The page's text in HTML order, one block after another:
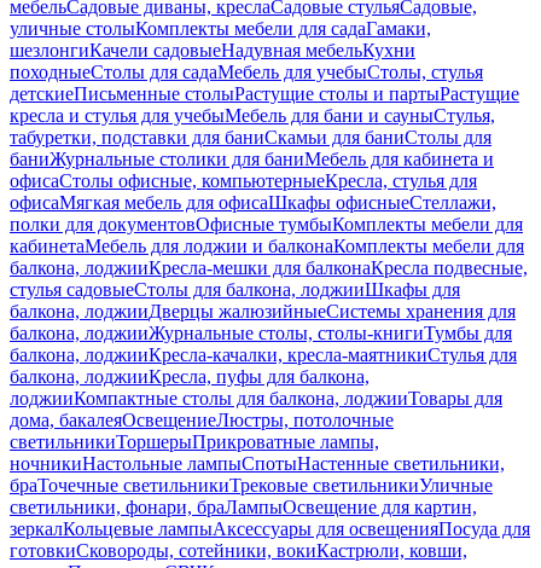
мебельСадовые диваны, креслаСадовые стульяСадовые,
уличные столыКомплекты мебели для садаГамаки,
шезлонгиКачели садовыеНадувная мебельКухни
походныеСтолы для садаМебель для учебыСтолы, стулья
детскиеПисьменные столыРастущие столы и партыРастущие
кресла и стулья для учебыМебель для бани и сауныСтулья,
табуретки, подставки для баниСкамьи для баниСтолы для
баниЖурнальные столики для баниМебель для кабинета и
офисаСтолы офисные, компьютерныеКресла, стулья для
офисаМягкая мебель для офисаШкафы офисныеСтеллажи,
полки для документовОфисные тумбыКомплекты мебели для
кабинетаМебель для лоджии и балконаКомплекты мебели для
балкона, лоджииКресла-мешки для балконаКресла подвесные,
стулья садовыеСтолы для балкона, лоджииШкафы для
балкона, лоджииДверцы жалюзийныеСистемы хранения для
балкона, лоджииЖурнальные столы, столы-книгиТумбы для
балкона, лоджииКресла-качалки, кресла-маятникиСтулья для
балкона, лоджииКресла, пуфы для балкона,
лоджииКомпактные столы для балкона, лоджииТовары для
дома, бакалеяОсвещениеЛюстры, потолочные
светильникиТоршерыПрикроватные лампы,
ночникиНастольные лампыСпотыНастенные светильники,
браТочечные светильникиТрековые светильникиУличные
светильники, фонари, браЛампыОсвещение для картин,
зеркалКольцевые лампыАксессуары для освещенияПосуда для
готовкиСковороды, сотейники, вокиКастрюли, ковши,